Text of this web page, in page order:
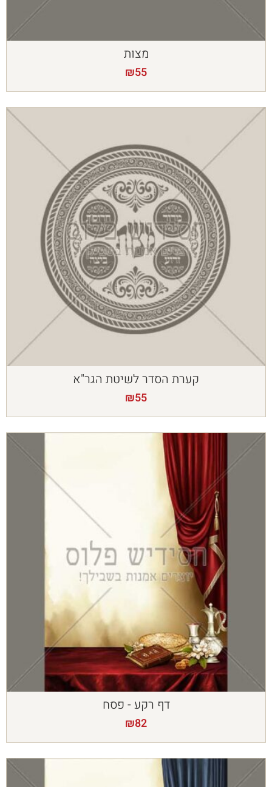
מצות
₪55
קערת הסדר לשיטת הגר"א
₪55
דף רקע - פסח
₪82